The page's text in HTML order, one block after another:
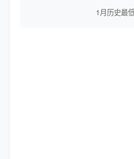
1月历史最